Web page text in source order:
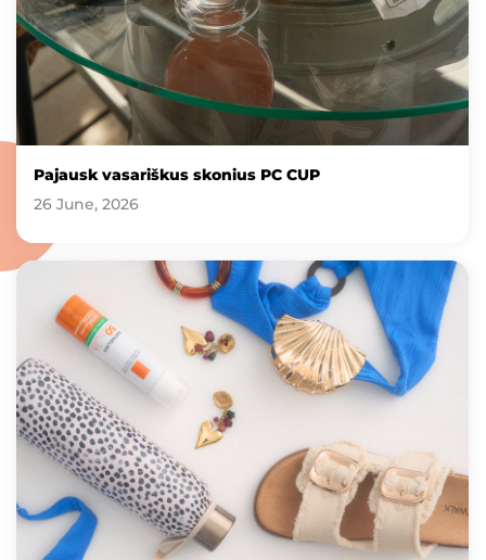
Pajausk vasariškus skonius PC CUP
26 June, 2026